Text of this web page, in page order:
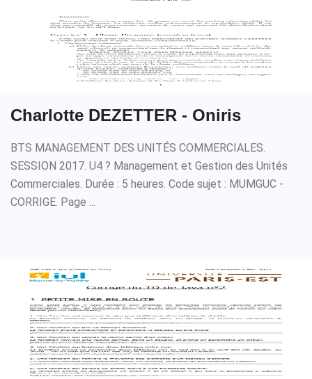
Charlotte DEZETTER - Oniris
BTS MANAGEMENT DES UNITÉS COMMERCIALES.
SESSION 2017. U4 ? Management et Gestion des Unités
Commerciales. Durée : 5 heures. Code sujet : MUMGUC -
CORRIGE. Page ...